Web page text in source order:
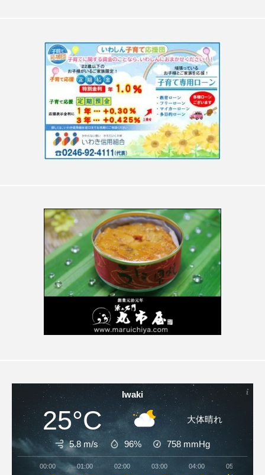
Iwaki
25°C 大体晴れ
5.8 m/s 96% 758 mmHg
00:00 01:00 02:00 03:00 04:00 05:00